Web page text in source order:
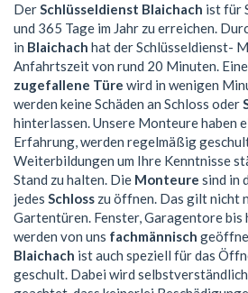
DerSchlüsseldienst Blaichach ist für
und 365 Tage im Jahr zu erreichen.
in Blaichach hat der Schlüsseldienst-
Anfahrtszeit von rund 20 Minuten.
zugefallene Türe wird in wenigen
werden keine Schäden an Schloss oder
hinterlassen. Unsere Monteure haben
Erfahrung, werden regelmäßig
Weiterbildungen um Ihre Kenntnisse
Stand zu halten. Die Monteure sind in
jedes Schloss zu öffnen. Das gilt nicht
Gartentüren. Fenster, Garagentore bis
werden von uns fachmännisch
Blaichach ist auch speziell für das
geschult. Dabei wird